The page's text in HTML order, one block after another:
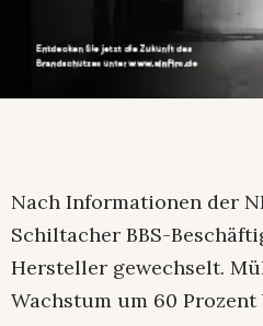
Nach Informationen der
Schiltacher BBS-
Hersteller gewechselt.
Wachstum um 60 Prozent